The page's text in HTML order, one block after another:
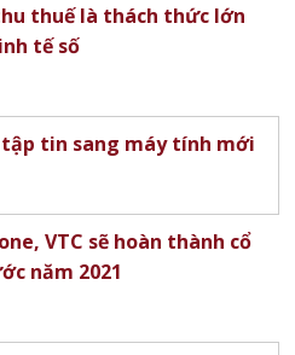
thuế là thách thức lớn
tế số
tập tin sang máy tính mới
VTC sẽ hoàn thành cổ
năm 2021